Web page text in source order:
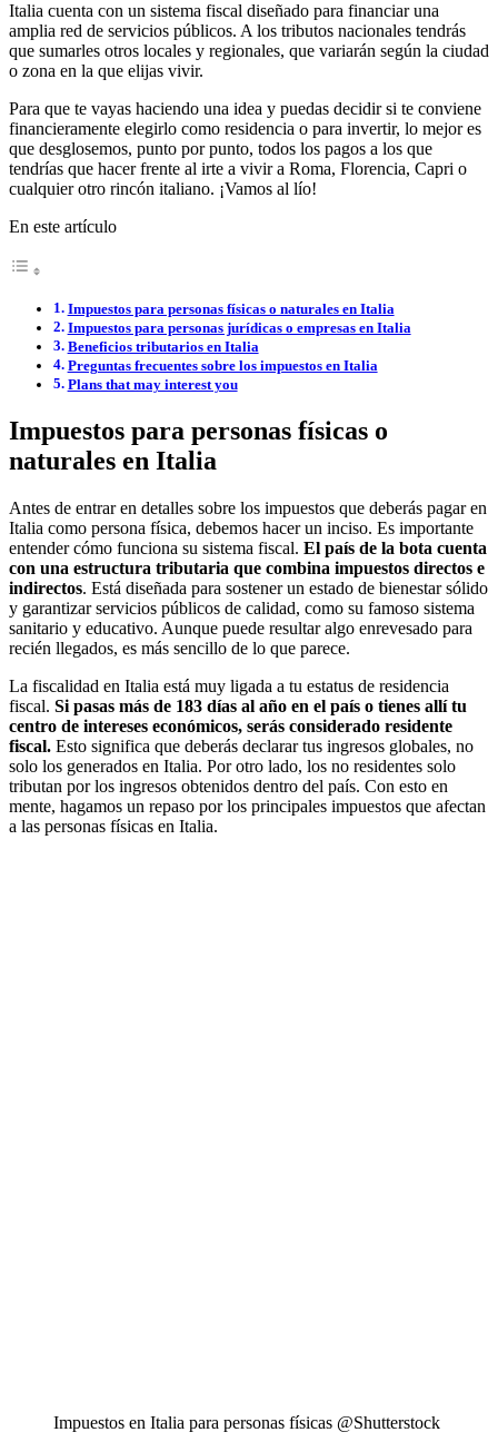
Italia cuenta con un sistema fiscal diseñado para financiar una
amplia red de servicios públicos. A los tributos nacionales tendrás
que sumarles otros locales y regionales, que variarán según la ciudad
o zona en la que elijas vivir.
Para que te vayas haciendo una idea y puedas decidir si te conviene
financieramente elegirlo como residencia o para invertir, lo mejor es
que desglosemos, punto por punto, todos los pagos a los que
tendrías que hacer frente al irte a vivir a Roma, Florencia, Capri o
cualquier otro rincón italiano. ¡Vamos al lío!
En este artículo
Impuestos para personas físicas o naturales en Italia
Impuestos para personas jurídicas o empresas en Italia
Beneficios tributarios en Italia
Preguntas frecuentes sobre los impuestos en Italia
Plans that may interest you
Impuestos para personas físicas o
naturales en Italia
Antes de entrar en detalles sobre los impuestos que deberás pagar en
Italia como persona física, debemos hacer un inciso. Es importante
entender cómo funciona su sistema fiscal. El país de la bota cuenta
con una estructura tributaria que combina impuestos directos e
indirectos. Está diseñada para sostener un estado de bienestar sólido
y garantizar servicios públicos de calidad, como su famoso sistema
sanitario y educativo. Aunque puede resultar algo enrevesado para
recién llegados, es más sencillo de lo que parece.
La fiscalidad en Italia está muy ligada a tu estatus de residencia
fiscal. Si pasas más de 183 días al año en el país o tienes allí tu
centro de intereses económicos, serás considerado residente
fiscal. Esto significa que deberás declarar tus ingresos globales, no
solo los generados en Italia. Por otro lado, los no residentes solo
tributan por los ingresos obtenidos dentro del país. Con esto en
mente, hagamos un repaso por los principales impuestos que afectan
a las personas físicas en Italia.
Impuestos en Italia para personas físicas @Shutterstock